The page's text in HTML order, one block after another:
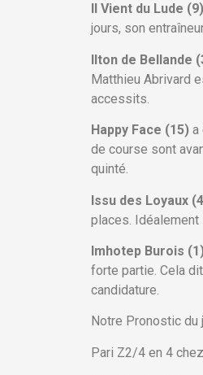
Il Vient du Lude (9)
jours, son
Ilton de Bellande
Matthieu Abrivard
accessits.
Happy Face (15) a
de course sont
quinté.
Issu des Loyaux
places. Idéalement
Imhotep Burois
forte partie. Cela
candidature.
Notre Pronostic du
Pari Z2/4 en 4